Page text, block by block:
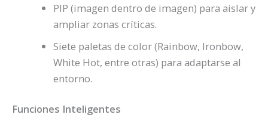
PIP (imagen dentro de imagen) para aislar y
ampliar zonas críticas.
Siete paletas de color (Rainbow, Ironbow,
White Hot, entre otras) para adaptarse al
entorno.
Funciones Inteligentes